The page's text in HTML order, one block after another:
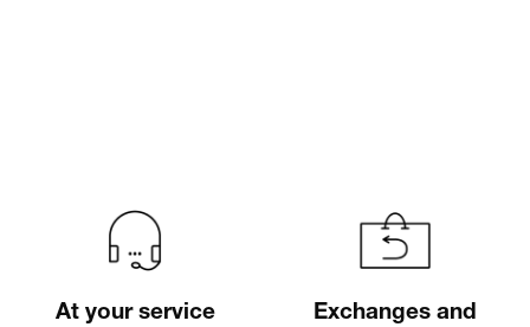
At your service
Exchanges and